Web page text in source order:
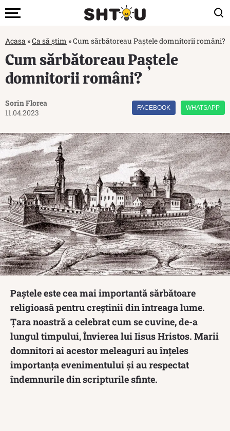
Acasa »Ca să știm »Cum sărbătoreau Paștele domnitorii români?
Cum sărbătoreau Paștele
domnitorii români?
Sorin Florea
11.04.2023
FACEBOOK WHATSAPP
Paștele este cea mai importantă sărbătoare
religioasă pentru creștinii din întreaga lume.
Țara noastră a celebrat cum se cuvine, de-a
lungul timpului, Învierea lui Iisus Hristos. Marii
domnitori ai acestor meleaguri au înțeles
importanța evenimentului și au respectat
îndemnurile din scripturile sfinte.